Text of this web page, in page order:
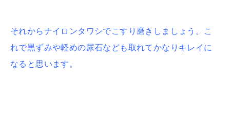
それからナイロンタワシでこすり磨きしましょう。こ
れで黒ずみや軽めの尿石なども取れてかなりキレイに
なると思います。